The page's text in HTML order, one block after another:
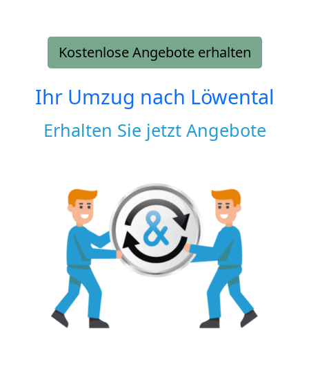
Kostenlose Angebote erhalten
Ihr Umzug nach Löwental
Erhalten Sie jetzt Angebote